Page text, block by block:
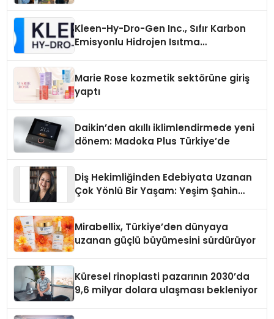
Kleen-Hy-Dro-Gen Inc., Sıfır Karbon
Emisyonlu Hidrojen Isıtma
Marie Rose kozmetik sektörüne giriş
yaptı
Daikin’den akıllı iklimlendirmede yeni
dönem: Madoka Plus Türkiye’de
Diş Hekimliğinden Edebiyata Uzanan
Çok Yönlü Bir Yaşam: Yeşim Şahin
Mirabellix, Türkiye’den dünyaya
uzanan güçlü büyümesini sürdürüyor
Küresel rinoplasti pazarının 2030’da
9,6 milyar dolara ulaşması bekleniyor